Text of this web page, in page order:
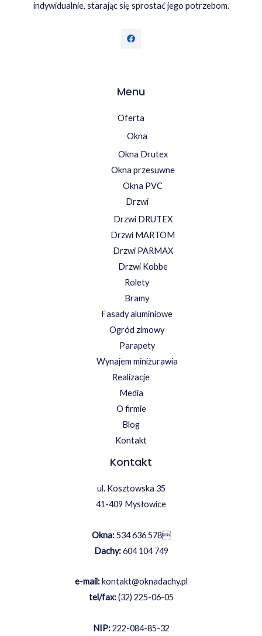
indywidualnie, starając się sprostać jego potrzebom.
Menu
Oferta
Okna
Okna Drutex
Okna przesuwne
Okna PVC
Drzwi
Drzwi DRUTEX
Drzwi MARTOM
Drzwi PARMAX
Drzwi Kobbe
Rolety
Bramy
Fasady aluminiowe
Ogród zimowy
Parapety
Wynajem miniżurawia
Realizacje
Media
O firmie
Blog
Kontakt
Kontakt
ul. Kosztowska 35
41-409 Mysłowice
Okna: 534 636 578
Dachy: 604 104 749
e-mail: kontakt@oknadachy.pl
tel/fax: (32) 225-06-05
NIP:222-084-85-32